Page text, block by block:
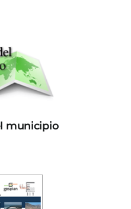
municipio